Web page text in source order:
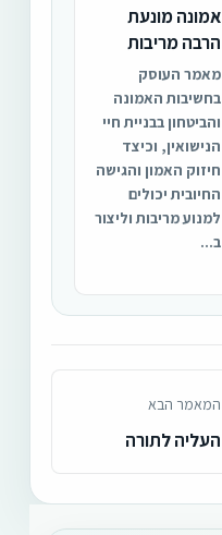
אמונה מונעת
הרבה מריבות
מאמר העוסק
בחשיבות האמונה
והביטחון בבניית חיי
הנישואין, וכיצד
חיזוק האמון והגישה
החיובית יכולים
למנוע מריבות וליצור
ב...
המאמר הבא
העליה לתורה